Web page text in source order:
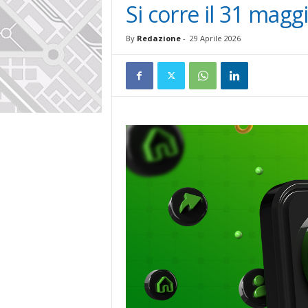
Si corre il 31
By Redazione- 29 Aprile 2026